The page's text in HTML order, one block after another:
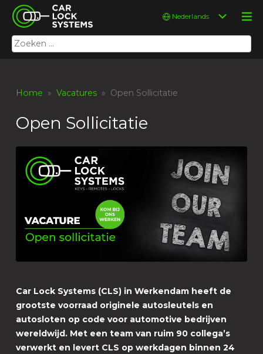
Skip
content
Car Lock Systems
Car Lock Systems
Zoeken
naar:
Kies
taal
Home »Vacatures » Open Sollicitatie
Open Sollicitatie
Car Lock Systems (CLS) in Werkendam heeft de
grootste voorraad originele autosleutels en
autosloten op code voor automotive bedrijven
wereldwijd. Met een team van ruim 90 collega’s
verwerkt en levert CLS op werkdagen binnen 24